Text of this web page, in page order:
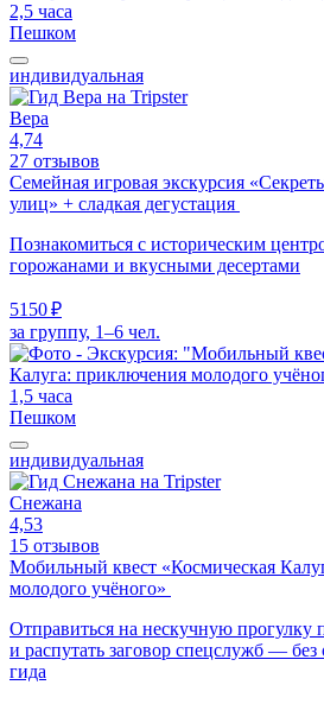
2,5 часа
Пешком
индивидуальная
Вера
4,74
27 отзывов
Семейная игровая экскурсия
улиц» + сладкая дегустация
Познакомиться с историческим
горожанами и вкусными десертами
5150 ₽
за группу, 1–6 чел.
1,5 часа
Пешком
индивидуальная
Снежана
4,53
15 отзывов
Мобильный квест «Космическая
молодого учёного»
Отправиться на нескучную прогулку
и распутать заговор спецслужб —
гида